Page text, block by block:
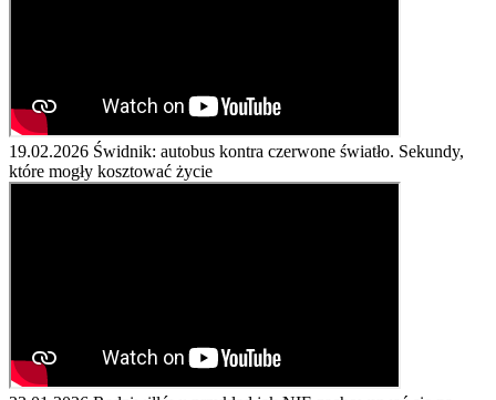
19.02.2026 Świdnik: autobus kontra czerwone światło. Sekundy,
które mogły kosztować życie